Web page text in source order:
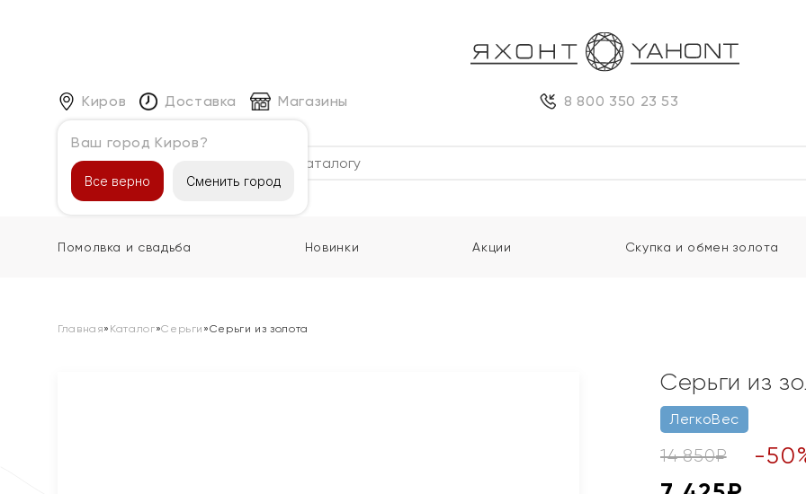
Киров
Ваш город Киров?
Все верно Сменить город
Доставка Магазины 8 800 350 23 53
Каталог
Помолвка и свадьба Новинки Акции Скупка и обмен золота
Главная» Каталог»Серьги »Серьги из золота
Серьги из
ЛегкоВес
14 850₽ -50